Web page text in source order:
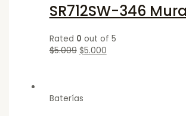
SR712SW-346
Rated 0 out of 5
$5.009 $5.000
Baterías